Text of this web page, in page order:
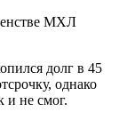
МХЛ
долг в 45
однако
и не смог.